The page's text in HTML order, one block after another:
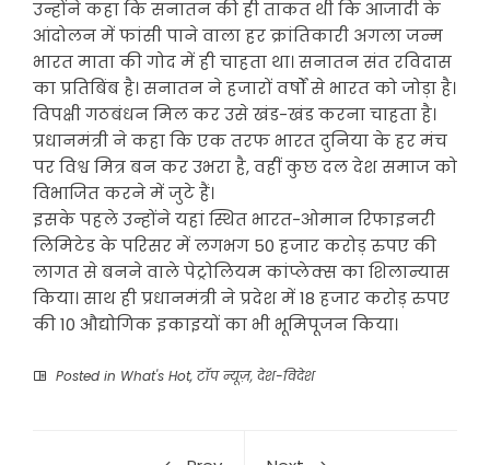
उन्होंने कहा कि सनातन की ही ताकत थी कि आजादी के
आंदोलन में फांसी पाने वाला हर क्रांतिकारी अगला जन्म
भारत माता की गोद में ही चाहता था। सनातन संत रविदास
का प्रतिबिंब है। सनातन ने हजारों वर्षों से भारत को जोड़ा है।
विपक्षी गठबंधन मिल कर उसे खंड-खंड करना चाहता है।
प्रधानमंत्री ने कहा कि एक तरफ भारत दुनिया के हर मंच
पर विश्व मित्र बन कर उभरा है, वहीं कुछ दल देश समाज को
विभाजित करने में जुटे हैं।
इसके पहले उन्होंने यहां स्थित भारत-ओमान रिफाइनरी
लिमिटेड के परिसर में लगभग 50 हजार करोड़ रुपए की
लागत से बनने वाले पेट्रोलियम कांप्लेक्स का शिलान्यास
किया। साथ ही प्रधानमंत्री ने प्रदेश में 18 हजार करोड़ रुपए
की 10 औद्योगिक इकाइयों का भी भूमिपूजन किया।
Posted in What's Hot, टॉप न्यूज़, देश-विदेश